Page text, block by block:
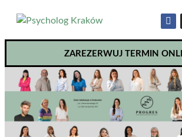
ZAREZERWUJ TERMIN